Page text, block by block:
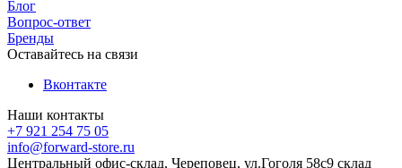
Блог
Вопрос-ответ
Бренды
Оставайтесь на связи
Вконтакте
Наши контакты
+7 921 254 75 05
info@forward-store.ru
Центральный офис-склад, Череповец, ул.Гоголя 58с9 склад